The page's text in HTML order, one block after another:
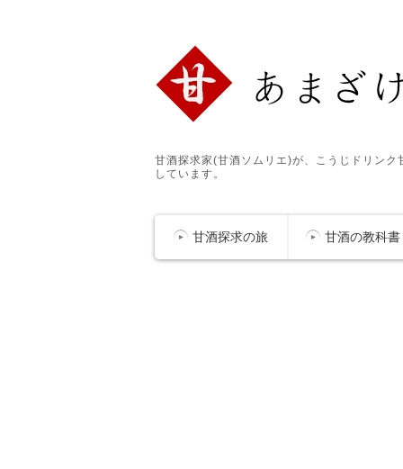
甘酒探求家(甘酒ソムリエ)が、こうじドリン
しています。
甘酒探求の旅 甘酒の教科書